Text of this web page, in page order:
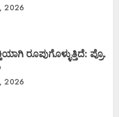
2026
ರೂಪುಗೊಳ್ಳುತ್ತಿದೆ: ಪ್ರೊ.
2026